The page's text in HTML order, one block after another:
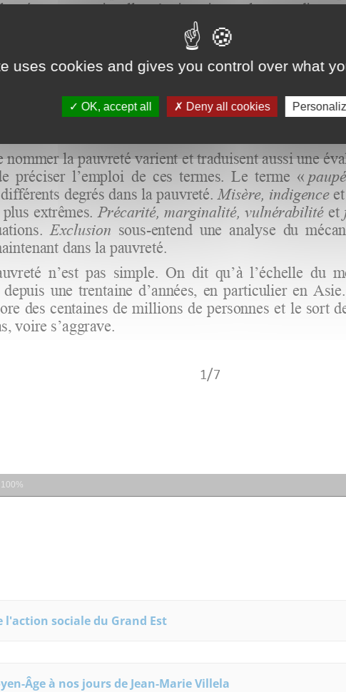
100%
sociale du Grand Est
Âge à nos jours de Jean-Marie Villela
uses cookies and gives you control over what
OK, accept all Deny all cookies